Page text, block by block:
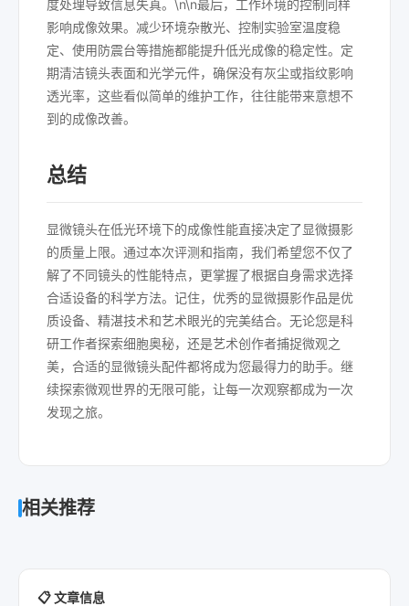
度处理导致信息失真。\n\n最后，工作环境的控制同样
影响成像效果。减少环境杂散光、控制实验室温度稳
定、使用防震台等措施都能提升低光成像的稳定性。定
期清洁镜头表面和光学元件，确保没有灰尘或指纹影响
透光率，这些看似简单的维护工作，往往能带来意想不
到的成像改善。
总结
显微镜头在低光环境下的成像性能直接决定了显微摄影
的质量上限。通过本次评测和指南，我们希望您不仅了
解了不同镜头的性能特点，更掌握了根据自身需求选择
合适设备的科学方法。记住，优秀的显微摄影作品是优
质设备、精湛技术和艺术眼光的完美结合。无论您是科
研工作者探索细胞奥秘，还是艺术创作者捕捉微观之
美，合适的显微镜头配件都将成为您最得力的助手。继
续探索微观世界的无限可能，让每一次观察都成为一次
发现之旅。
相关推荐
📋 文章信息